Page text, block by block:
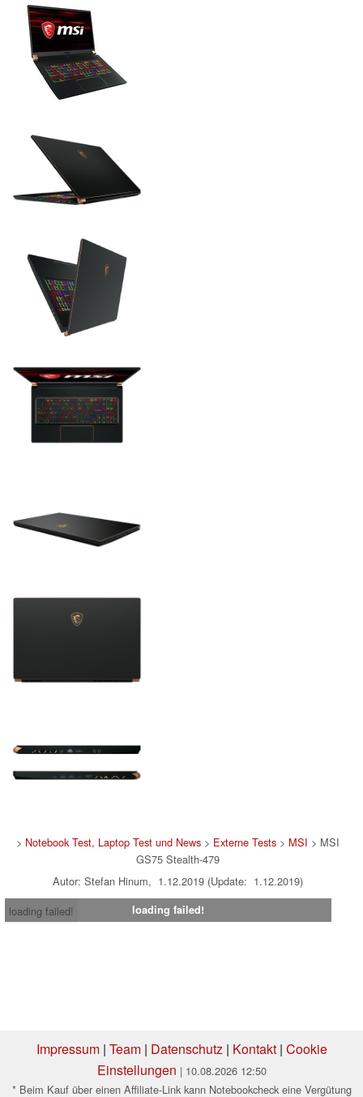
> Notebook Test, Laptop Test und News> Externe Tests> MSI > MSI
GS75 Stealth-479
Autor: Stefan Hinum, 1.12.2019 (Update: 1.12.2019)
loading failed!
loading failed!
Impressum| Team| Datenschutz | Kontakt| Cookie
Einstellungen | 10.08.2026 12:50
* Beim Kauf über einen Affiliate-Link kann Notebookcheck eine Vergütung